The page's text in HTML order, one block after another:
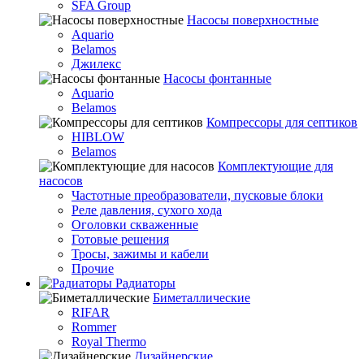
SFA Group
Насосы поверхностные
Aquario
Belamos
Джилекс
Насосы фонтанные
Aquario
Belamos
Компрессоры для септиков
HIBLOW
Belamos
Комплектующие для
насосов
Частотные преобразователи, пусковые блоки
Реле давления, сухого хода
Оголовки скваженные
Готовые решения
Тросы, зажимы и кабели
Прочие
Радиаторы
Биметаллические
RIFAR
Rommer
Royal Thermo
Дизайнерские